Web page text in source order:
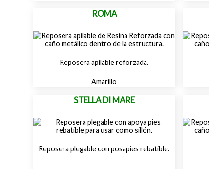
ROMA
Reposera apilable reforzada.
Amarillo
STELLA DI MARE
Reposera plegable con posapies rebatible.